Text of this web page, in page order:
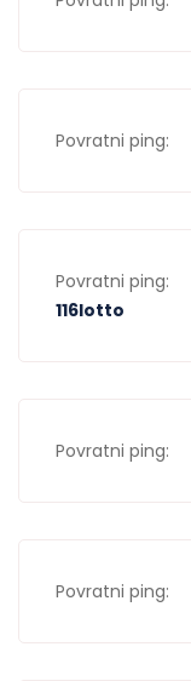
Povratni ping:
Povratni ping:
116lotto
Povratni ping:
Povratni ping: